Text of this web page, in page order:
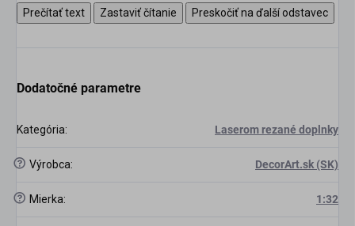
Prečítať text Zastaviť čítanie Preskočiť na ďalší odstavec
Dodatočné parametre
Kategória: Laserom rezané doplnky
? Výrobca: DecorArt.sk (SK)
? Mierka: 1:32